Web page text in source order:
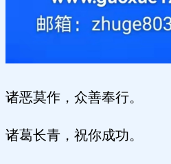
诸恶莫作，众善奉行。
诸葛长青，祝你成功。